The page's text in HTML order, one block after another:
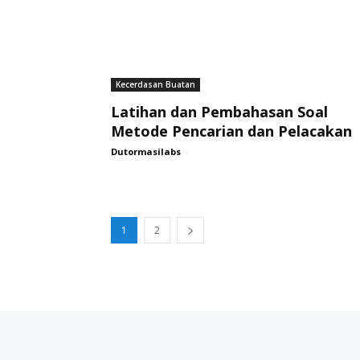
Kecerdasan Buatan
Latihan dan Pembahasan Soal
Metode Pencarian dan Pelacakan
Dutormasilabs -
1 2